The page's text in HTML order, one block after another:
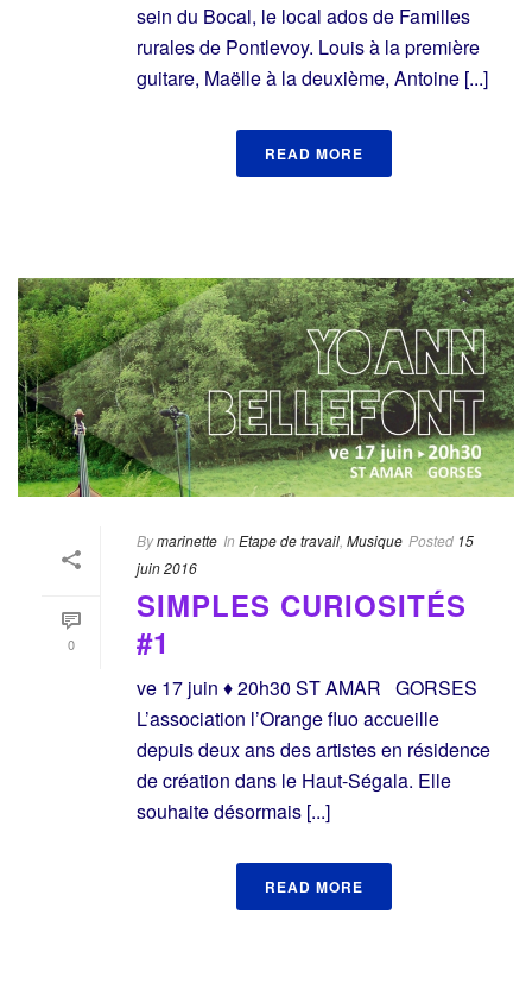
sein du Bocal, le local ados de Familles
rurales de Pontlevoy. Louis à la première
guitare, Maëlle à la deuxième, Antoine [...]
READ MORE
0
Bymarinette In Etape de travail Musique Posted 15
juin 2016
SIMPLES CURIOSITÉS
#1
ve 17 juin ♦ 20h30 ST AMAR GORSES
L’association l’Orange fluo accueille
depuis deux ans des artistes en résidence
de création dans le Haut-Ségala. Elle
souhaite désormais [...]
READ MORE